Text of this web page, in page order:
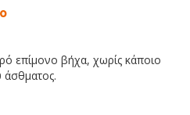
επίμονο βήχα, χωρίς κάποιο